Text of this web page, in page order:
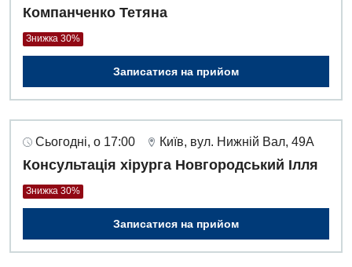
Компанченко Тетяна
Знижка 30%
Записатися на прийом
Сьогодні, о 17:00 Київ, вул. Нижній Вал, 49А
Консультація хірурга Новгородський Ілля
Знижка 30%
Записатися на прийом